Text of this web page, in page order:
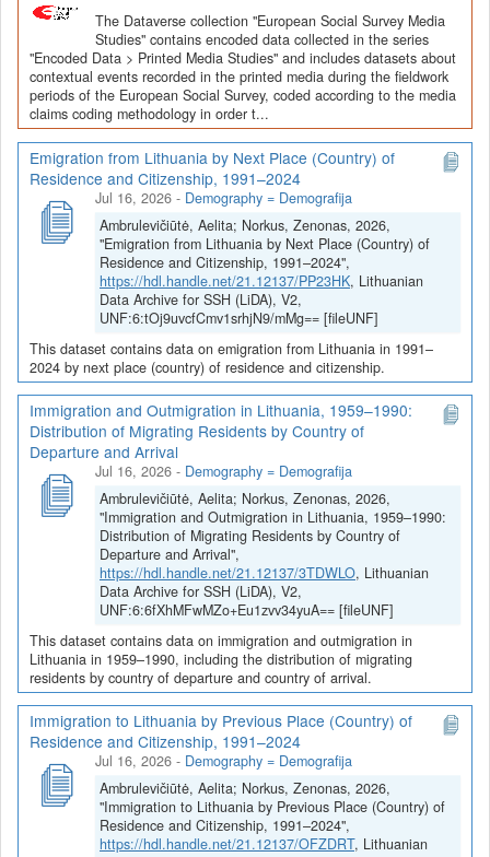
The Dataverse collection "European Social Survey Media
Studies" contains encoded data collected in the series
"Encoded Data > Printed Media Studies" and includes datasets about
contextual events recorded in the printed media during the fieldwork
periods of the European Social Survey, coded according to the media
claims coding methodology in order t...
Emigration from Lithuania by Next Place (Country) of
Residence and Citizenship, 1991–2024
Jul 16, 2026 - Demography = Demografija
Ambrulevičiūtė, Aelita; Norkus, Zenonas, 2026,
"Emigration from Lithuania by Next Place (Country) of
Residence and Citizenship, 1991–2024",
https://hdl.handle.net/21.12137/PP23HK, Lithuanian
Data Archive for SSH (LiDA), V2,
UNF:6:tOj9uvcfCmv1srhjN9/mMg== [fileUNF]
This dataset contains data on emigration from Lithuania in 1991–
2024 by next place (country) of residence and citizenship.
Immigration and Outmigration in Lithuania, 1959–1990:
Distribution of Migrating Residents by Country of
Departure and Arrival
Jul 16, 2026 - Demography = Demografija
Ambrulevičiūtė, Aelita; Norkus, Zenonas, 2026,
"Immigration and Outmigration in Lithuania, 1959–1990:
Distribution of Migrating Residents by Country of
Departure and Arrival",
https://hdl.handle.net/21.12137/3TDWLO, Lithuanian
Data Archive for SSH (LiDA), V2,
UNF:6:6fXhMFwMZo+Eu1zvv34yuA== [fileUNF]
This dataset contains data on immigration and outmigration in
Lithuania in 1959–1990, including the distribution of migrating
residents by country of departure and country of arrival.
Immigration to Lithuania by Previous Place (Country) of
Residence and Citizenship, 1991–2024
Jul 16, 2026 - Demography = Demografija
Ambrulevičiūtė, Aelita; Norkus, Zenonas, 2026,
"Immigration to Lithuania by Previous Place (Country) of
Residence and Citizenship, 1991–2024",
https://hdl.handle.net/21.12137/OFZDRT, Lithuanian